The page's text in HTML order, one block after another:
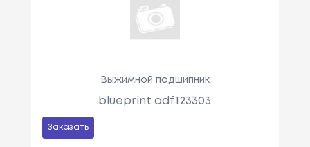
Выжимной подшипник
blueprint adf123303
Заказать